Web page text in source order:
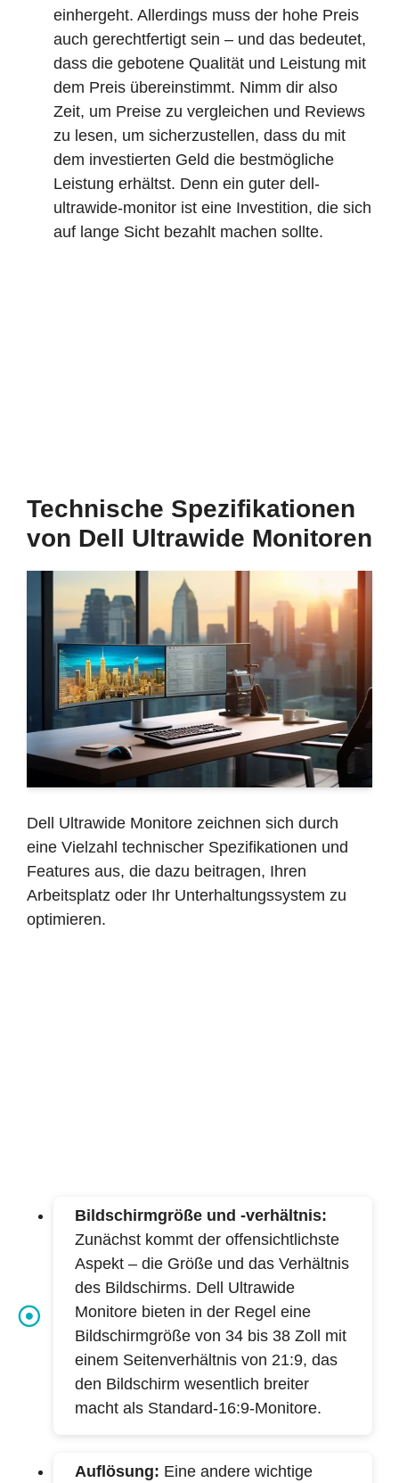
einhergeht. Allerdings muss der hohe Preis
auch gerechtfertigt sein – und das bedeutet,
dass die gebotene Qualität und Leistung mit
dem Preis übereinstimmt. Nimm dir also
Zeit, um Preise zu vergleichen und Reviews
zu lesen, um sicherzustellen, dass du mit
dem investierten Geld die bestmögliche
Leistung erhältst. Denn ein guter dell-
ultrawide-monitor ist eine Investition, die sich
auf lange Sicht bezahlt machen sollte.
Technische Spezifikationen
von Dell Ultrawide Monitoren
Dell Ultrawide Monitore zeichnen sich durch
eine Vielzahl technischer Spezifikationen und
Features aus, die dazu beitragen, Ihren
Arbeitsplatz oder Ihr Unterhaltungssystem zu
optimieren.
Bildschirmgröße und -verhältnis:
Zunächst kommt der offensichtlichste
Aspekt – die Größe und das Verhältnis
des Bildschirms. Dell Ultrawide
Monitore bieten in der Regel eine
Bildschirmgröße von 34 bis 38 Zoll mit
einem Seitenverhältnis von 21:9, das
den Bildschirm wesentlich breiter
macht als Standard-16:9-Monitore.
Auflösung: Eine andere wichtige